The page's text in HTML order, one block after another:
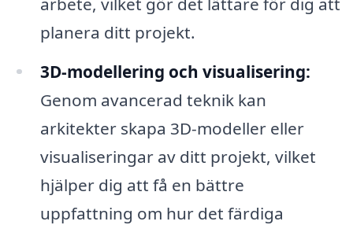
planera ditt projekt.
3D-modellering och visualisering:
Genom avancerad teknik kan
arkitekter skapa 3D-modeller eller
visualiseringar av ditt projekt, vilket
hjälper dig att få en bättre
uppfattning om hur det färdiga